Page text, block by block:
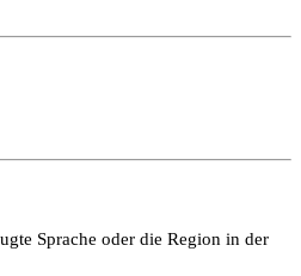
Sprache oder die Region in der